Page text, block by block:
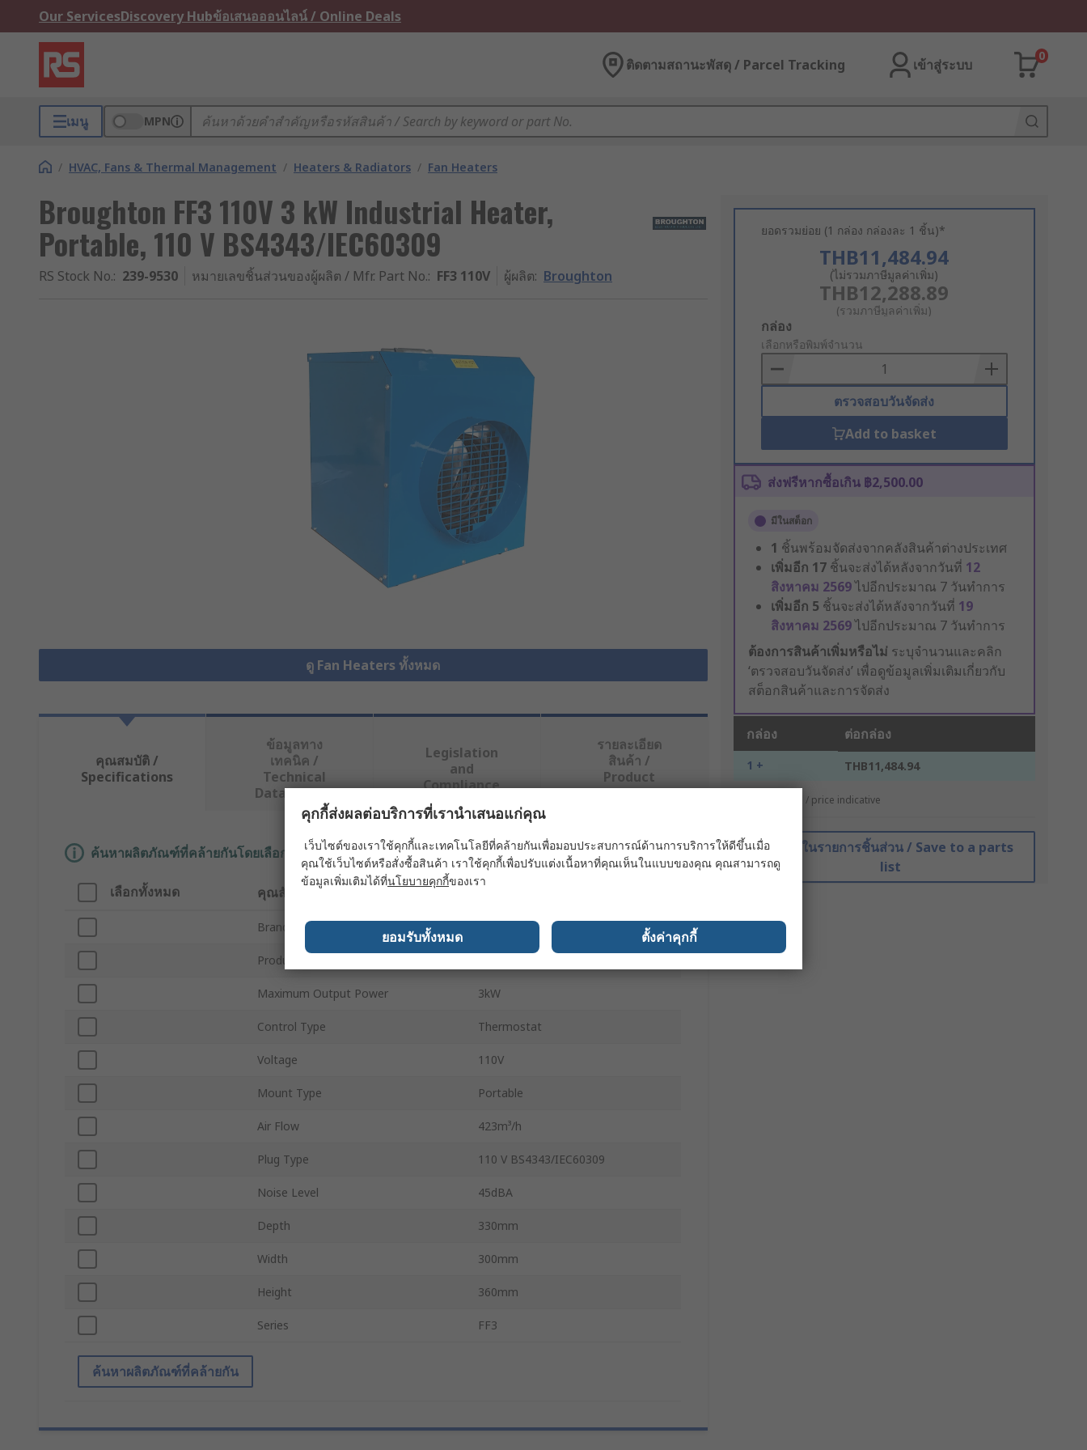
Our ServicesDiscovery Hubข้อเสนอออนไลน์ / Online Deals
ติดตามสถานะพัสดุ / Parcel Tracking เข้าสู่ระบบ
0
เมนู MPN
/ HVAC, Fans & Thermal Management / Heaters & Radiators / Fan Heaters
Broughton FF3 110V 3 kW Industrial Heater,
Portable, 110 V BS4343/IEC60309
RS Stock No.: 239-9530 หมายเลขชิ้นส่วนของผู้ผลิต / Mfr. Part No.: FF3 110V ผู้ผลิต: Broughton
ดู Fan Heaters ทั้งหมด
ยอดรวมย่อย (1 กล่อง กล่องละ 1 ชิ้น)*
THB11,484.94
(ไม่รวมภาษีมูลค่าเพิ่ม)
THB12,288.89
(รวมภาษีมูลค่าเพิ่ม)
Add
to
Basket
กล่อง
เลือกหรือพิมพ์จำนวน
ตรวจสอบวันจัดส่ง
Add to basket
ส่งฟรีหากซื้อเกิน ฿2,500.00
มีในสต็อก
1 ชิ้นพร้อมจัดส่งจากคลังสินค้าต่างประเทศ
เพิ่มอีก 17 ชิ้นจะส่งได้หลังจากวันที่ 12
สิงหาคม 2569ไปอีกประมาณ 7 วันทำการ
เพิ่มอีก 5 ชิ้นจะส่งได้หลังจากวันที่ 19
สิงหาคม 2569ไปอีกประมาณ 7 วันทำการ
ต้องการสินค้าเพิ่มหรือไม่ ระบุจำนวนและคลิก
‘ตรวจสอบวันจัดส่ง’ เพื่อดูข้อมูลเพิ่มเติมเกี่ยวกับ
สต็อกสินค้าและการจัดส่ง
กล่อง ต่อกล่อง
1 + THB11,484.94
*ตัวบ่งบอกราคา / price indicative
บันทึกในรายการชิ้นส่วน / Save to a parts
list
คุณสมบัติ /
Specifications
ข้อมูลทาง
เทคนิค /
Technical
Data Sheets
Legislation
and
Compliance
รายละเอียด
สินค้า /
Product
Details
ค้นหาผลิตภัณฑ์ที่คล้ายกันโดยเลือกคุณลักษณะอย่างน้อยหนึ่งรายการ
เลือกทั้งหมด คุณลักษณะ
Brand
Product Type
Maximum Output Power 3kW
Control Type Thermostat
Voltage 110V
Mount Type Portable
Air Flow 423m³/h
Plug Type 110 V BS4343/IEC60309
Noise Level 45dBA
Depth 330mm
Width 300mm
Height 360mm
Series FF3
ค้นหาผลิตภัณฑ์ที่คล้ายกัน
คุกกี้ส่งผลต่อบริการที่เรานำเสนอแก่คุณ
เว็บไซต์ของเราใช้คุกกี้และเทคโนโลยีที่คล้ายกันเพื่อมอบประสบการณ์ด้านการบริการให้ดีขึ้นเมื่อ
คุณใช้เว็บไซต์หรือสั่งซื้อสินค้า เราใช้คุกกี้เพื่อปรับแต่งเนื้อหาที่คุณเห็นในแบบของคุณ คุณสามารถดู
ข้อมูลเพิ่มเติมได้ที่นโยบายคุกกี้ของเรา
ยอมรับทั้งหมด ตั้งค่าคุกกี้